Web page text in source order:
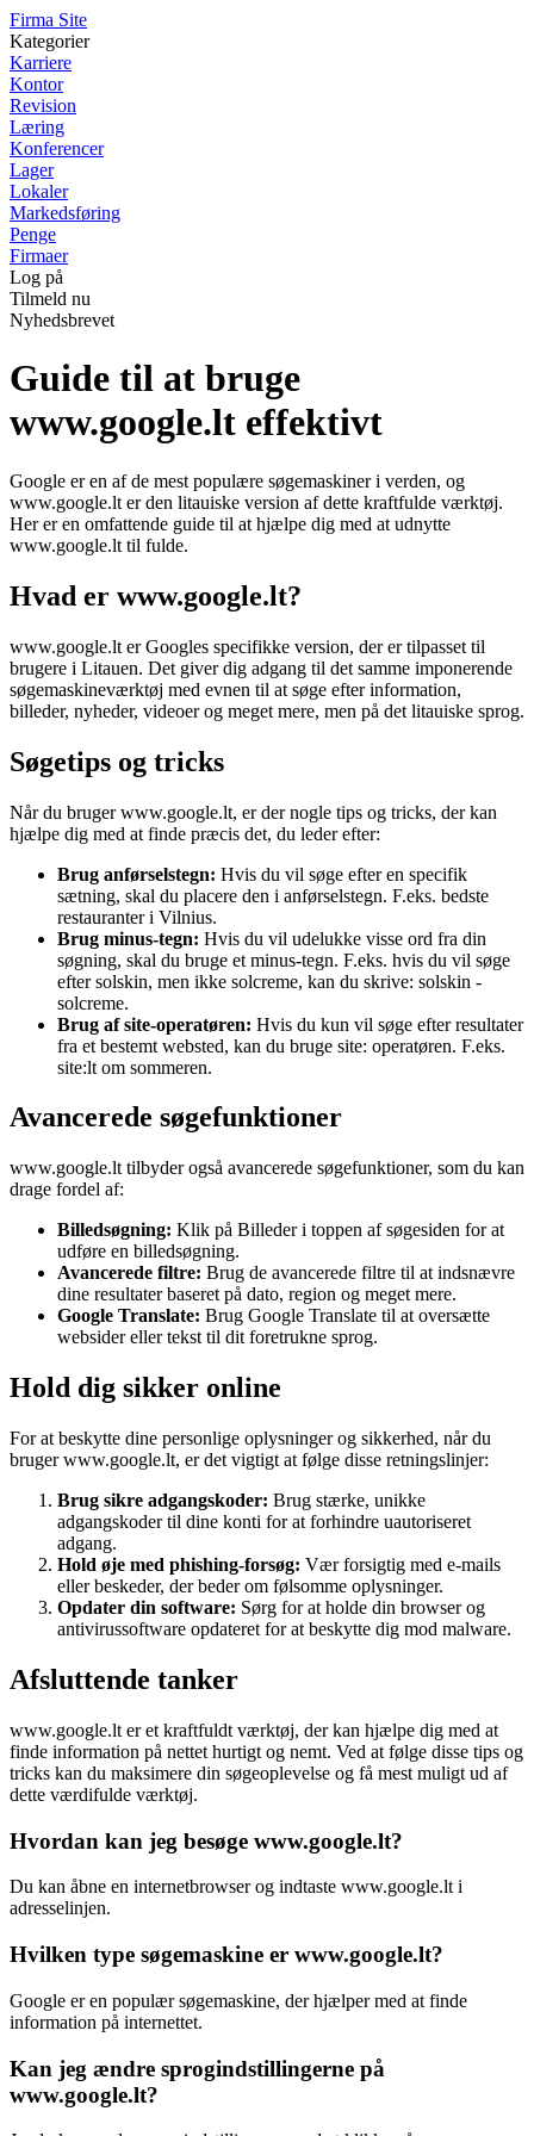
Firma Site
Kategorier
Karriere
Kontor
Revision
Læring
Konferencer
Lager
Lokaler
Markedsføring
Penge
Firmaer
Log på
Tilmeld nu
Nyhedsbrevet
Guide til at bruge
www.google.lt effektivt
Google er en af de mest populære søgemaskiner i verden, og
www.google.lt er den litauiske version af dette kraftfulde værktøj.
Her er en omfattende guide til at hjælpe dig med at udnytte
www.google.lt til fulde.
Hvad er www.google.lt?
www.google.lt er Googles specifikke version, der er tilpasset til
brugere i Litauen. Det giver dig adgang til det samme imponerende
søgemaskineværktøj med evnen til at søge efter information,
billeder, nyheder, videoer og meget mere, men på det litauiske sprog.
Søgetips og tricks
Når du bruger www.google.lt, er der nogle tips og tricks, der kan
hjælpe dig med at finde præcis det, du leder efter:
Brug anførselstegn: Hvis du vil søge efter en specifik
sætning, skal du placere den i anførselstegn. F.eks. bedste
restauranter i Vilnius.
Brug minus-tegn: Hvis du vil udelukke visse ord fra din
søgning, skal du bruge et minus-tegn. F.eks. hvis du vil søge
efter solskin, men ikke solcreme, kan du skrive: solskin -
solcreme.
Brug af site-operatøren: Hvis du kun vil søge efter resultater
fra et bestemt websted, kan du bruge site: operatøren. F.eks.
site:lt om sommeren.
Avancerede søgefunktioner
www.google.lt tilbyder også avancerede søgefunktioner, som du kan
drage fordel af:
Billedsøgning: Klik på Billeder i toppen af søgesiden for at
udføre en billedsøgning.
Avancerede filtre: Brug de avancerede filtre til at indsnævre
dine resultater baseret på dato, region og meget mere.
Google Translate: Brug Google Translate til at oversætte
websider eller tekst til dit foretrukne sprog.
Hold dig sikker online
For at beskytte dine personlige oplysninger og sikkerhed, når du
bruger www.google.lt, er det vigtigt at følge disse retningslinjer:
Brug sikre adgangskoder: Brug stærke, unikke
adgangskoder til dine konti for at forhindre uautoriseret
adgang.
Hold øje med phishing-forsøg: Vær forsigtig med e-mails
eller beskeder, der beder om følsomme oplysninger.
Opdater din software: Sørg for at holde din browser og
antivirussoftware opdateret for at beskytte dig mod malware.
Afsluttende tanker
www.google.lt er et kraftfuldt værktøj, der kan hjælpe dig med at
finde information på nettet hurtigt og nemt. Ved at følge disse tips og
tricks kan du maksimere din søgeoplevelse og få mest muligt ud af
dette værdifulde værktøj.
Hvordan kan jeg besøge www.google.lt?
Du kan åbne en internetbrowser og indtaste www.google.lt i
adresselinjen.
Hvilken type søgemaskine er www.google.lt?
Google er en populær søgemaskine, der hjælper med at finde
information på internettet.
Kan jeg ændre sprogindstillingerne på
www.google.lt?